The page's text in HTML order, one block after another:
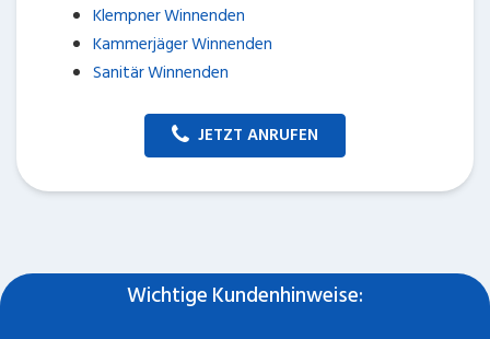
Klempner Winnenden
Kammerjäger Winnenden
Sanitär Winnenden
JETZT ANRUFEN
Wichtige Kundenhinweise: